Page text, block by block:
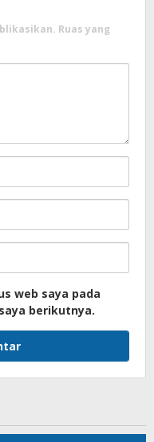
Ruas yang
web saya pada
berikutnya.